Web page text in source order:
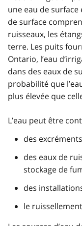
une eau de
de surface
ruisseaux, les
terre. Les puits
Ontario, l’eau
dans des eaux de
probabilité que
plus élevée que
L’eau peut être
des
des eaux de
stockage de
des
le